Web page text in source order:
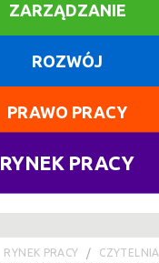
ZARZĄDZANIE
ROZWÓJ
PRAWO PRACY
RYNEK PRACY
RYNEK PRACY
CZYTELNIA